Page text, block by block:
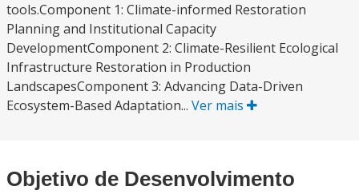
tools.Component 1: Climate-informed Restoration
Planning and Institutional Capacity
DevelopmentComponent 2: Climate-Resilient Ecological
Infrastructure Restoration in Production
LandscapesComponent 3: Advancing Data-Driven
Ecosystem-Based Adaptation... Ver mais
Objetivo de Desenvolvimento